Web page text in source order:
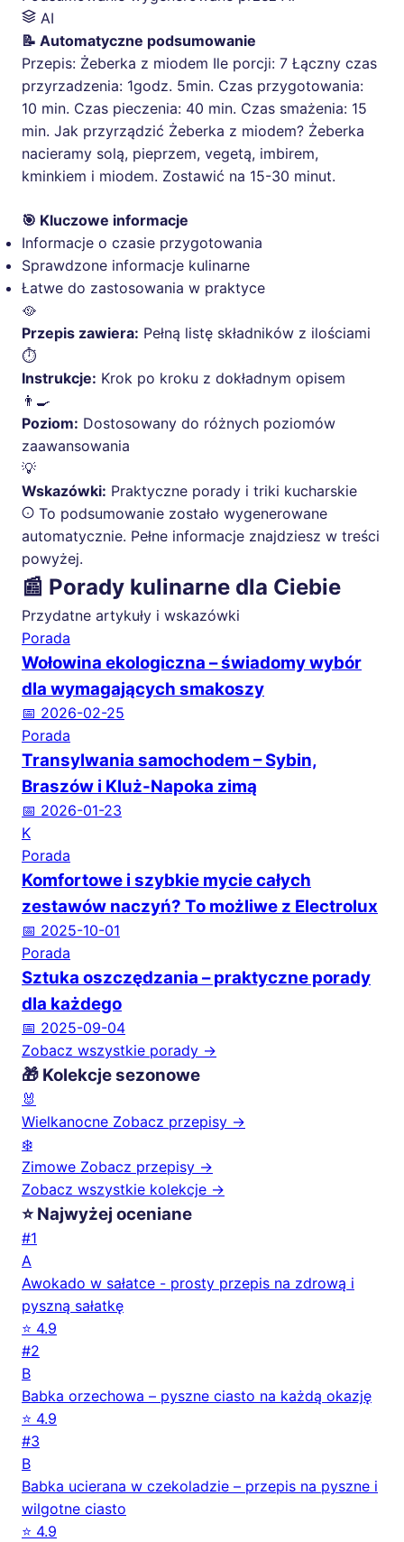
AI
📝 Automatyczne podsumowanie
Przepis: Żeberka z miodem Ile porcji: 7 Łączny czas
przyrzadzenia: 1godz. 5min. Czas przygotowania:
10 min. Czas pieczenia: 40 min. Czas smażenia: 15
min. Jak przyrządzić Żeberka z miodem? Żeberka
nacieramy solą, pieprzem, vegetą, imbirem,
kminkiem i miodem. Zostawić na 15-30 minut.
🎯 Kluczowe informacje
Informacje o czasie przygotowania
Sprawdzone informacje kulinarne
Łatwe do zastosowania w praktyce
🥘
Przepis zawiera: Pełną listę składników z ilościami
⏱️
Instrukcje: Krok po kroku z dokładnym opisem
👨‍🍳
Poziom: Dostosowany do różnych poziomów
zaawansowania
💡
Wskazówki: Praktyczne porady i triki kucharskie
To podsumowanie zostało wygenerowane
automatycznie. Pełne informacje znajdziesz w treści
powyżej.
📰 Porady kulinarne dla Ciebie
Przydatne artykuły i wskazówki
Porada
Wołowina ekologiczna – świadomy wybór
dla wymagających smakoszy
📅 2026-02-25
Porada
Transylwania samochodem – Sybin,
Braszów i Kluż-Napoka zimą
📅 2026-01-23
K
Porada
Komfortowe i szybkie mycie całych
zestawów naczyń? To możliwe z Electrolux
📅 2025-10-01
Porada
Sztuka oszczędzania – praktyczne porady
dla każdego
📅 2025-09-04
Zobacz wszystkie porady →
🎁 Kolekcje sezonowe
🐰
Wielkanocne Zobacz przepisy →
❄️
Zimowe Zobacz przepisy →
Zobacz wszystkie kolekcje →
⭐ Najwyżej oceniane
#1
A
Awokado w sałatce - prosty przepis na zdrową i
pyszną sałatkę
⭐ 4.9
#2
B
Babka orzechowa – pyszne ciasto na każdą okazję
⭐ 4.9
#3
B
Babka ucierana w czekoladzie – przepis na pyszne i
wilgotne ciasto
⭐ 4.9